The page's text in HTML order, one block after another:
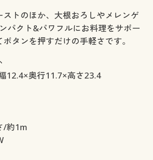
ストのほか、大根おろしやメレンゲ
パクト&パワフルにお料理をサポー
ボタンを押すだけの手軽さです。
12.4×奥行11.7×高さ23.4
/約1m